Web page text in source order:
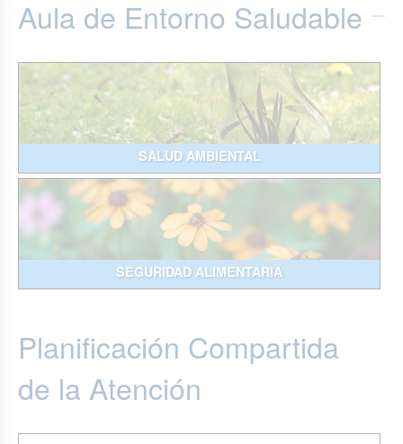
Aula de Entorno Saludable
SALUD AMBIENTAL
SEGURIDAD ALIMENTARIA
Planificación Compartida
de la Atención